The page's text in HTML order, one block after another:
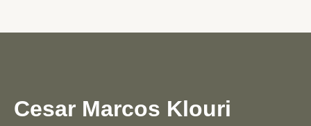
Cesar Marcos Klouri